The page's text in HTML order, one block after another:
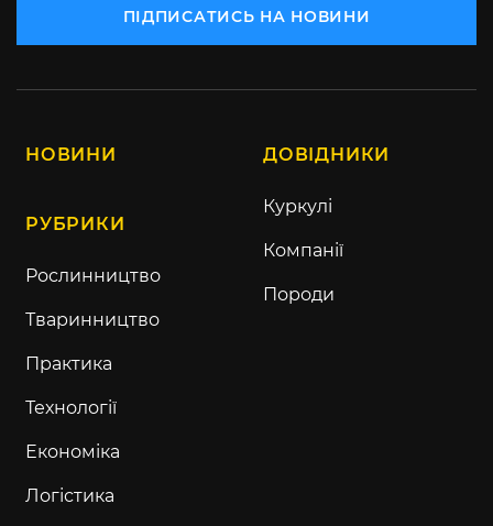
ПІДПИСАТИСЬ НА НОВИНИ
НОВИНИ
РУБРИКИ
Рослинництво
Тваринництво
Практика
Технології
Економіка
Логістика
ДОВІДНИКИ
Куркулі
Компанії
Породи